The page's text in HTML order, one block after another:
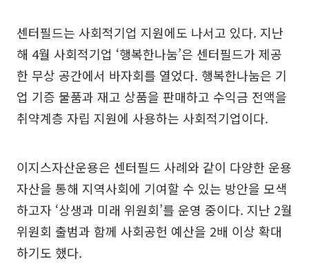
센터필드는 사회적기업 지원에도 나서고 있다. 지난
해 4월 사회적기업 ‘행복한나눔’은 센터필드가 제공
한 무상 공간에서 바자회를 열었다. 행복한나눔은 기
업 기증 물품과 재고 상품을 판매하고 수익금 전액을
취약계층 자립 지원에 사용하는 사회적기업이다.
이지스자산운용은 센터필드 사례와 같이 다양한 운용
자산을 통해 지역사회에 기여할 수 있는 방안을 모색
하고자 ‘상생과 미래 위원회’를 운영 중이다. 지난 2월
위원회 출범과 함께 사회공헌 예산을 2배 이상 확대
하기도 했다.